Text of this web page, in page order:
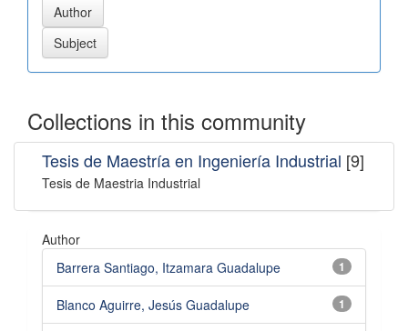
Collections in this community
Tesis de Maestría en Ingeniería Industrial [9]
Tesis de Maestria Industrial
Author
1
Barrera Santiago, Itzamara Guadalupe
1
Blanco Aguirre, Jesús Guadalupe